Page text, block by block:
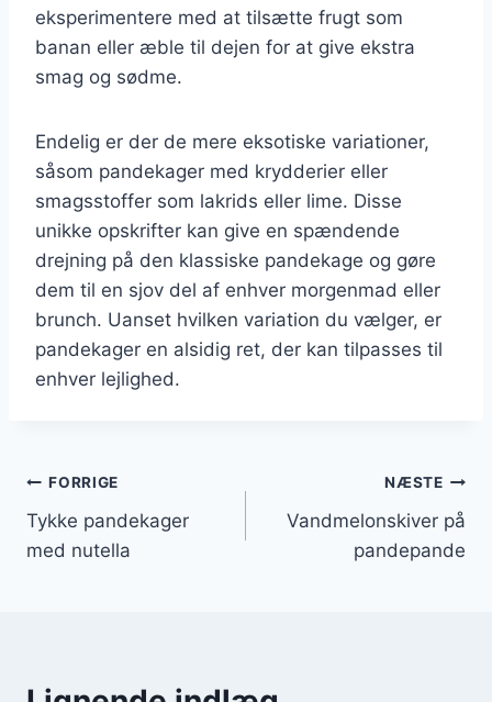
eksperimentere med at tilsætte frugt som
banan eller æble til dejen for at give ekstra
smag og sødme.
Endelig er der de mere eksotiske variationer,
såsom pandekager med krydderier eller
smagsstoffer som lakrids eller lime. Disse
unikke opskrifter kan give en spændende
drejning på den klassiske pandekage og gøre
dem til en sjov del af enhver morgenmad eller
brunch. Uanset hvilken variation du vælger, er
pandekager en alsidig ret, der kan tilpasses til
enhver lejlighed.
Indlægsnavigation
FORRIGE
Tykke pandekager
med nutella
NÆSTE
Vandmelonskiver på
pandepande